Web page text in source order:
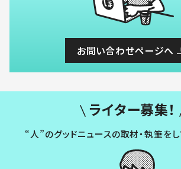
お問い合わせページへ
ライター募集！
“人”のグッドニュースの取材・執筆を